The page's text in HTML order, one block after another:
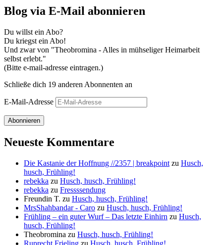
Blog via E-Mail abonnieren
Du willst ein Abo?
Du kriegst ein Abo!
Und zwar von "Theobromina - Alles in mühseliger Heimarbeit
selbst erlebt."
(Bitte e-mail-adresse eintragen.)
Schließe dich 19 anderen Abonnenten an
E-Mail-Adresse
Abonnieren
Neueste Kommentare
Die Kastanie der Hoffnung //2357 | breakpoint zu Husch,
husch, Frühling!
rebekka zu Husch, husch, Frühling!
rebekka zu Fressssendung
Freundin T. zu Husch, husch, Frühling!
MrsShahbandar - Caro zu Husch, husch, Frühling!
Frühling – ein guter Wurf – Das letzte Einhirn zu Husch,
husch, Frühling!
Theobromina zu Husch, husch, Frühling!